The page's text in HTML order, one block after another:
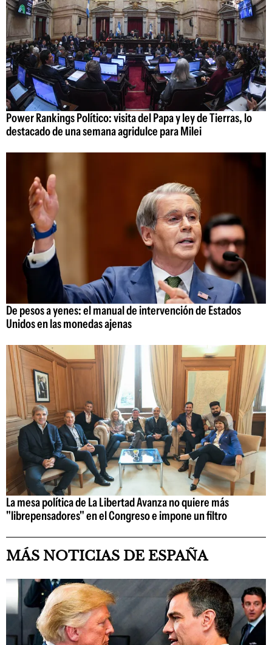
Power Rankings Político: visita del Papa y ley de Tierras, lo
destacado de una semana agridulce para Milei
De pesos a yenes: el manual de intervención de Estados
Unidos en las monedas ajenas
La mesa política de La Libertad Avanza no quiere más
"librepensadores" en el Congreso e impone un filtro
MÁS NOTICIAS DE ESPAÑA